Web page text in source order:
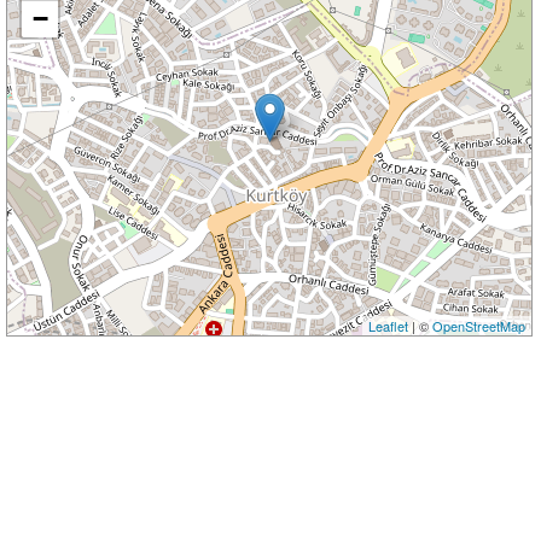
−
Leaflet| ©OpenStreetMap